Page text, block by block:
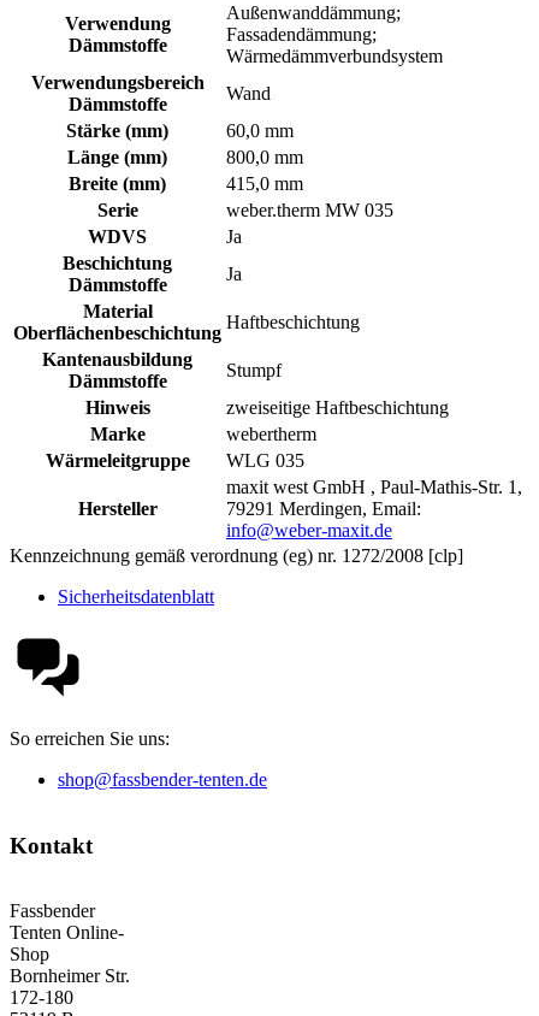
Verwendung
Dämmstoffe
Außenwanddämmung;
Fassadendämmung;
Wärmedämmverbundsystem
Verwendungsbereich
Dämmstoffe
Wand
Stärke (mm)
60,0 mm
Länge (mm)
800,0 mm
Breite (mm)
415,0 mm
Serie
weber.therm MW 035
WDVS
Ja
Beschichtung
Dämmstoffe
Ja
Material
Oberflächenbeschichtung
Haftbeschichtung
Kantenausbildung
Dämmstoffe
Stumpf
Hinweis
zweiseitige Haftbeschichtung
Marke
webertherm
Wärmeleitgruppe
WLG 035
Hersteller
maxit west GmbH , Paul-Mathis-Str. 1,
79291 Merdingen, Email:
info@weber-maxit.de
Kennzeichnung gemäß verordnung (eg) nr. 1272/2008 [clp]
Sicherheitsdatenblatt
So erreichen Sie uns:
shop@fassbender-tenten.de
Kontakt
Fassbender
Tenten Online-
Shop
Bornheimer Str.
172-180